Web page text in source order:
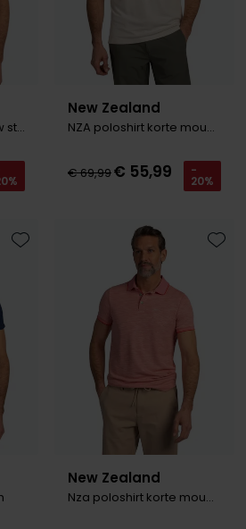
NZA polo donkerblauw structuur geometrisch
New Zealand
NZA poloshirt korte mouw creme katoen
€ 69,99€ 55,99 -
20%
Toevoegen aan favorieten
New Zealand
Nza poloshirt korte mouw rood melange